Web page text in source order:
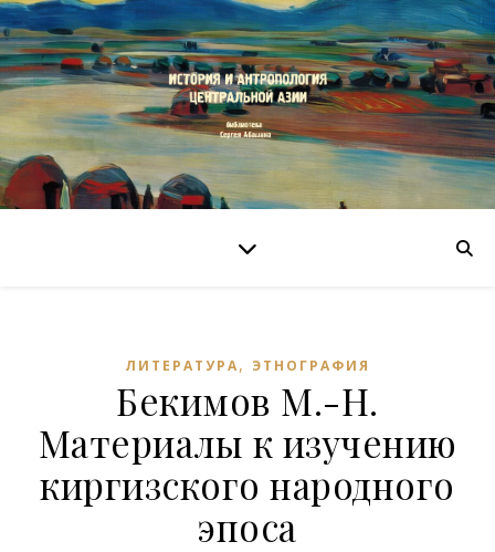
ЛИТЕРАТУРА, ЭТНОГРАФИЯ
Бекимов М.-Н.
Материалы к изучению
киргизского народного
эпоса